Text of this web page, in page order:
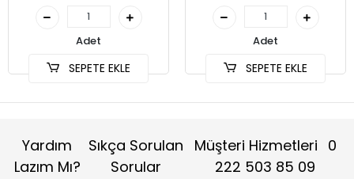
Adet
SEPETE EKLE
Adet
SEPETE EKLE
Yardım
Lazım Mı?
Sıkça Sorulan
Sorular
Müşteri Hizmetleri 0
222 503 85 09